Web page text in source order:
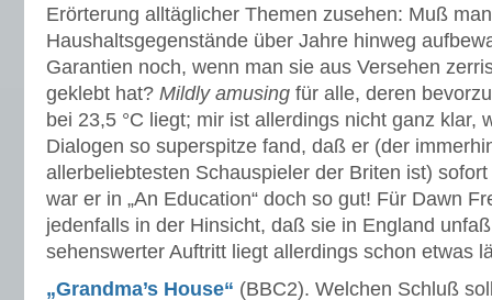
Erörterung alltäglicher Themen zusehen: Muß
Haushaltsgegenstände über Jahre hinweg
Garantien noch, wenn man sie aus Versehen
geklebt hat? Mildly amusing für alle, deren
bei 23,5 °C liegt; mir ist allerdings nicht ganz klar,
Dialogen so superspitze fand, daß er (der
allerbeliebtesten Schauspieler der Briten ist)
war er in „An Education“ doch so gut! Für Dawn
jedenfalls in der Hinsicht, daß sie in England
sehenswerter Auftritt liegt allerdings schon etwas
„Grandma’s House“ (BBC2). Welchen Schluß